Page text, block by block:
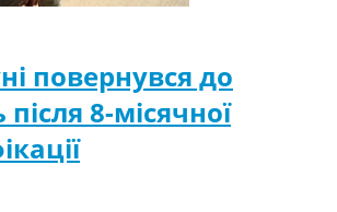
повернувся до
8-місячної